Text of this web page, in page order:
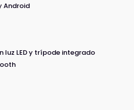
Android
luz LED y trípode integrado